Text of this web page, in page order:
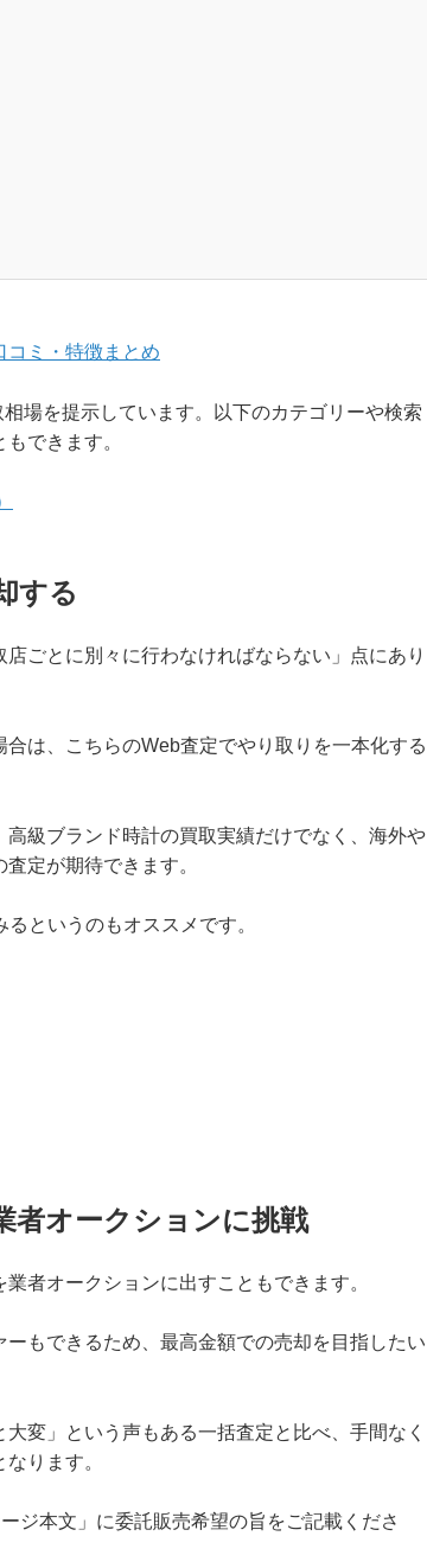
コミ・特徴まとめ
場を提示しています。以下のカテゴリーや検索
できます。
する
ごとに別々に行わなければならない」点にあり
は、こちらのWeb査定でやり取りを一本化する
級ブランド時計の買取実績だけでなく、海外や
定が期待できます。
というのもオススメです。
者オークションに挑戦
者オークションに出すこともできます。
もできるため、最高金額での売却を目指したい
変」という声もある一括査定と比べ、手間なく
ります。
ジ本文」に委託販売希望の旨をご記載くださ